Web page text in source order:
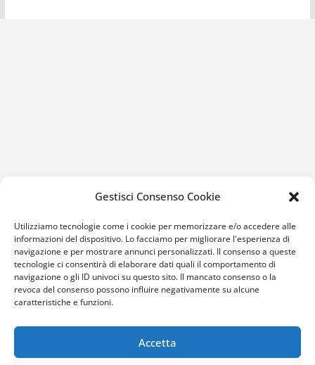
Gestisci Consenso Cookie
Utilizziamo tecnologie come i cookie per memorizzare e/o accedere alle
informazioni del dispositivo. Lo facciamo per migliorare l'esperienza di
navigazione e per mostrare annunci personalizzati. Il consenso a queste
tecnologie ci consentirà di elaborare dati quali il comportamento di
navigazione o gli ID univoci su questo sito. Il mancato consenso o la
revoca del consenso possono influire negativamente su alcune
caratteristiche e funzioni.
Accetta